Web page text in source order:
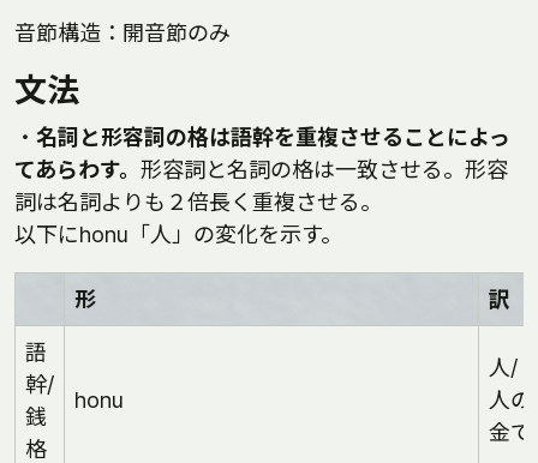
音節構造：開音節のみ
文法
・ 名詞と形容詞の格は語幹を重複させることによっ
てあらわす。 形容詞と名詞の格は一致させる。形容
詞は名詞よりも２倍長く重複させる。
以下にhonu「人」の変化を示す。
形 訳
語
幹/
銭
格
honu
人/
人の
金で